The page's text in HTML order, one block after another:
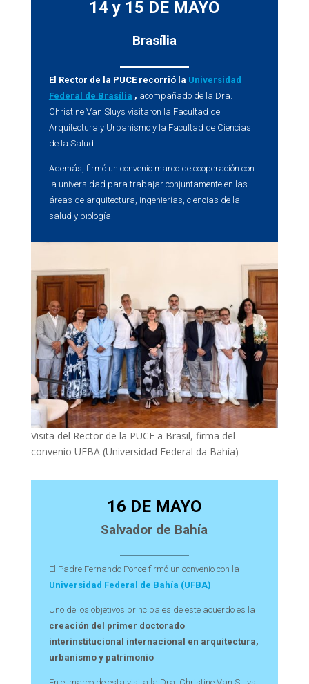
14 y 15 DE MAYO
Brasília
El Rector de la PUCE recorrió la Universidad
Federal de Brasília , acompañado de la Dra.
Christine Van Sluys visitaron la Facultad de
Arquitectura y Urbanismo y la Facultad de Ciencias
de la Salud.
Además, firmó un convenio marco de cooperación con
la universidad para trabajar conjuntamente en las
áreas de arquitectura, ingenierías, ciencias de la
salud y biología.
Visita del Rector de la PUCE a Brasil, firma del
convenio UFBA (Universidad Federal da Bahía)
16 DE MAYO
Salvador de Bahía
El Padre Fernando Ponce firmó un convenio con la
Universidad Federal de Bahía (UFBA)
Uno de los objetivos principales de este acuerdo es la
creación del primer doctorado
interinstitucional internacional en arquitectura,
urbanismo y patrimonio